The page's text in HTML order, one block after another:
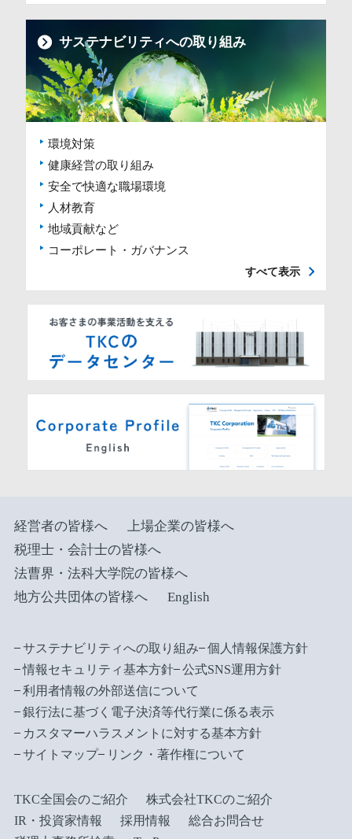
サステナビリティへの取り組み
環境対策
健康経営の取り組み
安全で快適な職場環境
人材教育
地域貢献など
コーポレート・ガバナンス
すべて表示
経営者の皆様へ
上場企業の皆様へ
税理士・会計士の皆様へ
法曹界・法科大学院の皆様へ
地方公共団体の皆様へ
English
サステナビリティへの取り組み
個人情報保護方針
情報セキュリティ基本方針
公式SNS運用方針
利用者情報の外部送信について
銀行法に基づく電子決済等代行業に係る表示
カスタマーハラスメントに対する基本方針
サイトマップ
リンク・著作権について
TKC全国会のご紹介
株式会社TKCのご紹介
IR・投資家情報
採用情報
総合お問合せ